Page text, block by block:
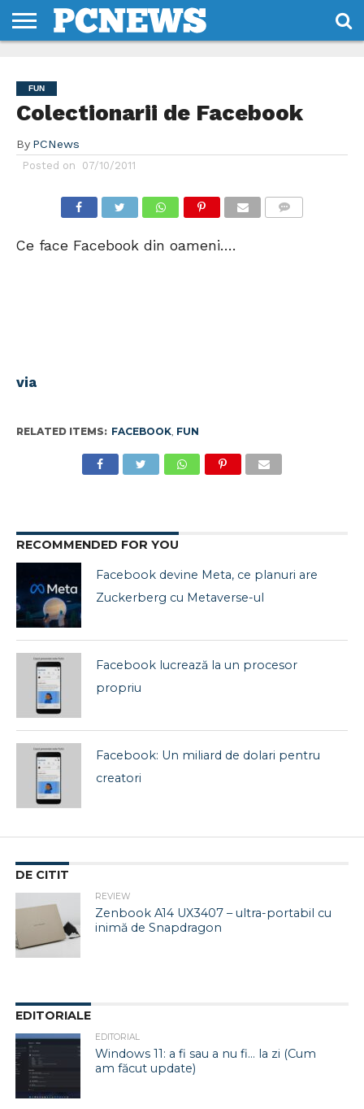
NOI
SI
CONDITII
FUN
Colectionarii de Facebook
By PCNews
Posted on 07/10/2011
Ce face Facebook din oameni….
via
RELATED ITEMS: FACEBOOK, FUN
RECOMMENDED FOR YOU
Facebook devine Meta, ce planuri are
Zuckerberg cu Metaverse-ul
Facebook lucrează la un procesor
propriu
Facebook: Un miliard de dolari pentru
creatori
DE CITIT
REVIEW
Zenbook A14 UX3407 – ultra-portabil cu
inimă de Snapdragon
EDITORIALE
EDITORIAL
Windows 11: a fi sau a nu fi… la zi (Cum
am făcut update)